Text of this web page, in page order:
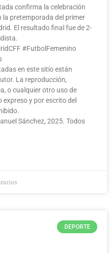
confirma la celebración
la pretemporada del primer
El resultado final fue de 2-
#FutbolFemenino
en este sitio están
La reproducción,
o cualquier otro uso de
y por escrito del
Sánchez, 2025. Todos
DEPORTE